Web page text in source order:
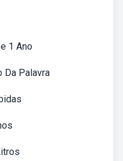
1 Ano
Da Palavra